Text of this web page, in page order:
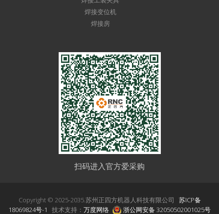
焊接变位机
焊接房
扫码进入官方爱采购
Copyright © 2025-2035.苏州正四方机器人科技有限公司 苏ICP备
18069824号-1
技术支持： 万度网络 浙公网安备 32050502001025号